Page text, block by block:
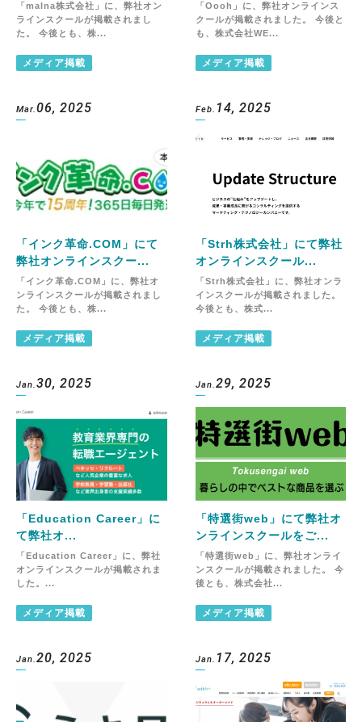
「malna株式会社」に、弊社オン
ラインスクールが掲載されまし
た。 今後とも、株...
メディア掲載
「Oooh」に、弊社オンラインス
クールが掲載されました。 今後と
も、株式会社WE...
メディア掲載
Mar.06, 2025
「インク革命.COM」にて
弊社オンラインスクー...
「インク革命.COM」に、弊社オ
ンラインスクールが掲載されまし
た。 今後とも、株...
メディア掲載
Feb. 14, 2025
「Strh株式会社」にて弊社
オンラインスクール...
「Strh株式会社」に、弊社オンラ
インスクールが掲載されました。
今後とも、株式...
メディア掲載
Jan. 30, 2025
「Education Career」に
て弊社オ...
「Education Career」に、弊社
オンラインスクールが掲載されま
した。...
メディア掲載
Jan. 29, 2025
「特選街web」にて弊社オ
ンラインスクールをご...
「特選街web」に、弊社オンライ
ンスクールが掲載されました。 今
後とも、株式会社...
メディア掲載
Jan.20, 2025 Jan. 17, 2025